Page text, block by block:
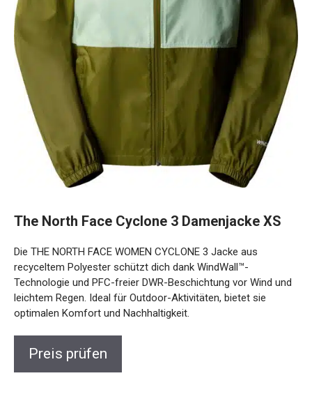
recyceltem Polyester schützt dich dank WindWall™-
Technologie und PFC-freier DWR-Beschichtung vor Wind
und leichtem Regen. Ideal für Outdoor-Aktivitäten, bietet sie
optimalen Komfort und Nachhaltigkeit.
Preis prüfen